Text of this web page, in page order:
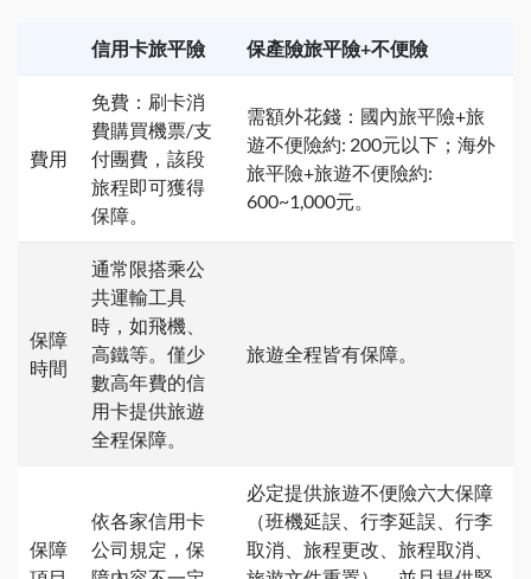
信用卡旅平險 保產險旅平險+不便險
費用
免費：刷卡消
費購買機票/支
付團費，該段
旅程即可獲得
保障。
需額外花錢：國內旅平險+旅
遊不便險約: 200元以下；海外
旅平險+旅遊不便險約:
600~1,000元。
保障
時間
通常限搭乘公
共運輸工具
時，如飛機、
高鐵等。僅少
數高年費的信
用卡提供旅遊
全程保障。
旅遊全程皆有保障。
保障
依各家信用卡
公司規定，保
必定提供旅遊不便險六大保障
（班機延誤、行李延誤、行李
取消、旅程更改、旅程取消、